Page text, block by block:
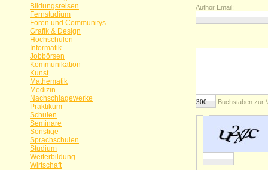
Bildungsreisen
Fernstudium
Foren und Communitys
Grafik & Design
Hochschulen
Informatik
Jobbörsen
Kommunikation
Kunst
Mathematik
Medizin
Nachschlagewerke
Praktikum
Schulen
Seminare
Sonstige
Sprachschulen
Studium
Weiterbildung
Wirtschaft
Author Email:
Buchstaben zur